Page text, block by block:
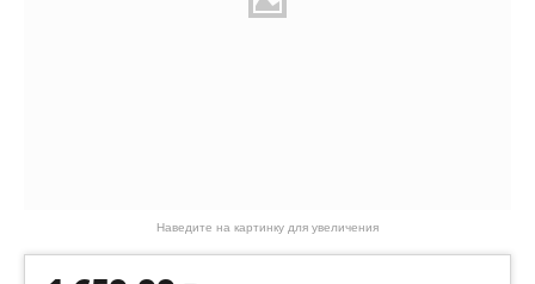
Наведите на картинку для увеличения